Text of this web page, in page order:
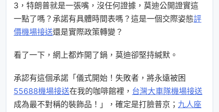
3，特朗普就是一張嘴，沒任何證據，莫迪公開證實這
一點了嗎？承諾有具體時間表嗎？這是一個交際姿態評
價機場接送還是實際政策轉變？
看了一下，網上都炸開了鍋，莫迪卻堅持緘默。
承認有這個承諾「儀式開始！失敗者，將永遠被困
55688機場接送在我的咖啡館裡， 台灣大車隊機場接送
成為最不對稱的裝飾品！」，確定是打臉普京； 九人座